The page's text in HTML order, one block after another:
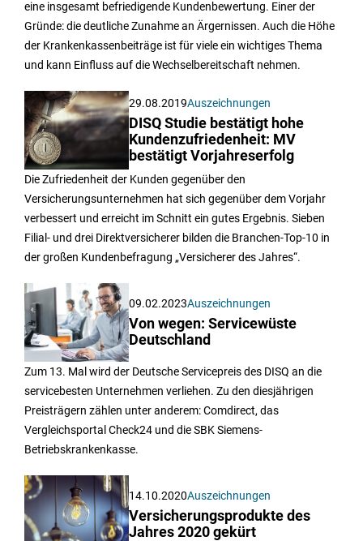
eine insgesamt befriedigende Kundenbewertung. Einer der
Gründe: die deutliche Zunahme an Ärgernissen. Auch die Höhe
der Krankenkassenbeiträge ist für viele ein wichtiges Thema
und kann Einfluss auf die Wechselbereitschaft nehmen.
29.08.2019Auszeichnungen
DISQ Studie bestätigt hohe
Kundenzufriedenheit: MV
bestätigt Vorjahreserfolg
Die Zufriedenheit der Kunden gegenüber den
Versicherungsunternehmen hat sich gegenüber dem Vorjahr
verbessert und erreicht im Schnitt ein gutes Ergebnis. Sieben
Filial- und drei Direktversicherer bilden die Branchen-Top-10 in
der großen Kundenbefragung „Versicherer des Jahres“.
09.02.2023Auszeichnungen
Von wegen: Servicewüste
Deutschland
Zum 13. Mal wird der Deutsche Servicepreis des DISQ an die
servicebesten Unternehmen verliehen. Zu den diesjährigen
Preisträgern zählen unter anderem: Comdirect, das
Vergleichsportal Check24 und die SBK Siemens-
Betriebskrankenkasse.
14.10.2020Auszeichnungen
Versicherungsprodukte des
Jahres 2020 gekürt